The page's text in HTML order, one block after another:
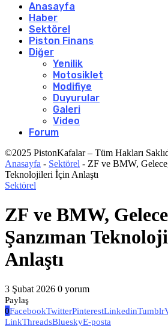
Anasayfa
Haber
Sektörel
Piston Finans
Diğer
Yenilik
Motosiklet
Modifiye
Duyurular
Galeri
Video
Forum
©2025 PistonKafalar – Tüm Hakları
Anasayfa - Sektörel - ZF ve BMW,
Teknolojileri İçin Anlaştı
Sektörel
ZF ve BMW,
Şanzıman
Anlaştı
3 Şubat 2026 0 yorum
Paylaş
0FacebookTwitterPinterestLinkedinTumblr
LinkThreadsBlueskyE-posta